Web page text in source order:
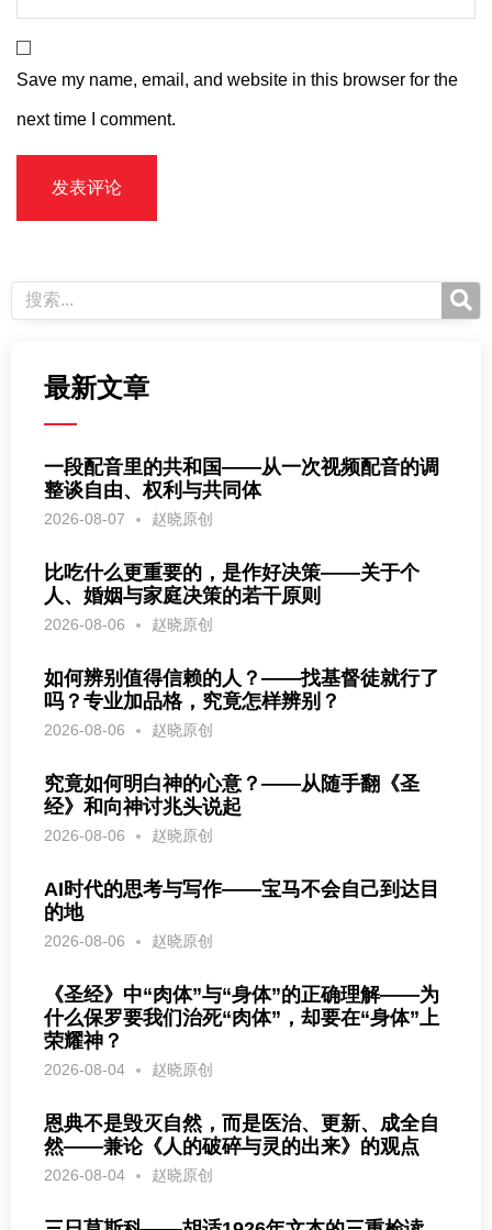
Save my name, email, and website in this browser for the
next time I comment.
最新文章
一段配音里的共和国——从一次视频配音的调
整谈自由、权利与共同体
2026-08-07 赵晓原创
比吃什么更重要的，是作好决策——关于个
人、婚姻与家庭决策的若干原则
2026-08-06 赵晓原创
如何辨别值得信赖的人？——找基督徒就行了
吗？专业加品格，究竟怎样辨别？
2026-08-06 赵晓原创
究竟如何明白神的心意？——从随手翻《圣
经》和向神讨兆头说起
2026-08-06 赵晓原创
AI时代的思考与写作——宝马不会自己到达目
的地
2026-08-06 赵晓原创
《圣经》中“肉体”与“身体”的正确理解——为
什么保罗要我们治死“肉体”，却要在“身体”上
荣耀神？
2026-08-04 赵晓原创
恩典不是毁灭自然，而是医治、更新、成全自
然——兼论《人的破碎与灵的出来》的观点
2026-08-04 赵晓原创